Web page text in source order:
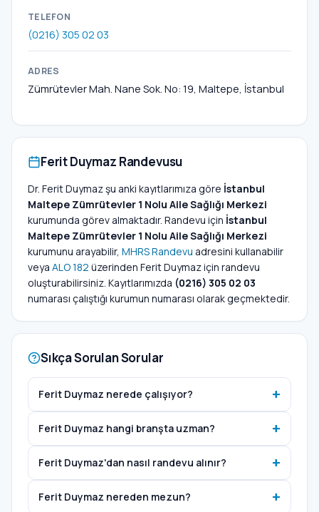
TELEFON
(0216) 305 02 03
ADRES
Zümrütevler Mah. Nane Sok. No: 19, Maltepe, İstanbul
Ferit Duymaz Randevusu
Dr. Ferit Duymaz şu anki kayıtlarımıza göre İstanbul
Maltepe Zümrütevler 1 Nolu Aile Sağlığı Merkezi
kurumunda görev almaktadır. Randevu için İstanbul
Maltepe Zümrütevler 1 Nolu Aile Sağlığı Merkezi
kurumunu arayabilir, MHRS Randevu adresini kullanabilir
veya ALO 182 üzerinden Ferit Duymaz için randevu
oluşturabilirsiniz. Kayıtlarımızda (0216) 305 02 03
numarası çalıştığı kurumun numarası olarak geçmektedir.
Sıkça Sorulan Sorular
Ferit Duymaz nerede çalışıyor?
Ferit Duymaz hangi branşta uzman?
Ferit Duymaz'dan nasıl randevu alınır?
Ferit Duymaz nereden mezun?